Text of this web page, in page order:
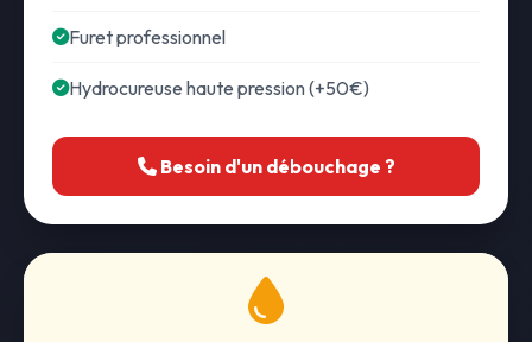
Furet professionnel
Hydrocureuse haute pression (+50€)
Besoin d'un débouchage ?